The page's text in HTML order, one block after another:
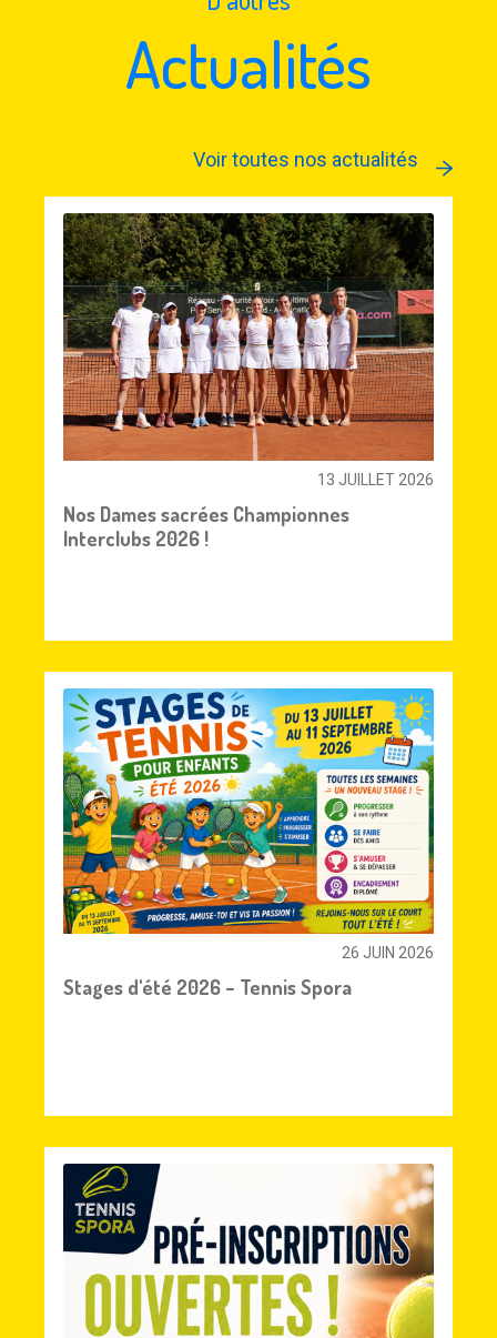
Actualités
Voir toutes nos actualités
13 JUILLET 2026
Nos Dames sacrées Championnes
Interclubs 2026 !
26 JUIN 2026
Stages d'été 2026 – Tennis Spora